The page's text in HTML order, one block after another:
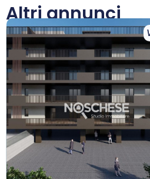
Altri annunci